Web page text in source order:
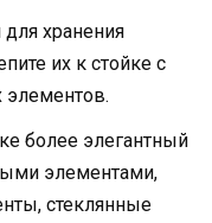
хранения
их к стойке с
более элегантный
элементами,
стеклянные